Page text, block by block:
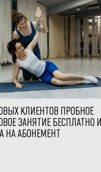
КЛИЕНТОВ ПРОБНОЕ
ЗАНЯТИЕ БЕСПЛАТНО И
НА АБОНЕМЕНТ